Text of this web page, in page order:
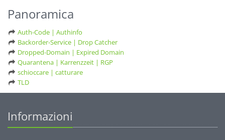
Panoramica
Auth-Code | Authinfo
Backorder-Service | Drop Catcher
Dropped-Domain | Expired Domain
Quarantena | Karrenzzeit | RGP
schioccare | catturare
TLD
Informazioni